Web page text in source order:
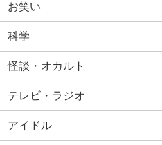
お笑い
科学
怪談・オカルト
テレビ・ラジオ
アイドル